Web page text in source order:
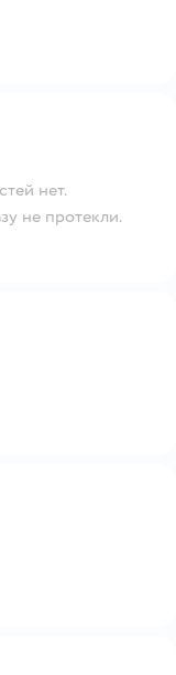
нет.
не протекли.